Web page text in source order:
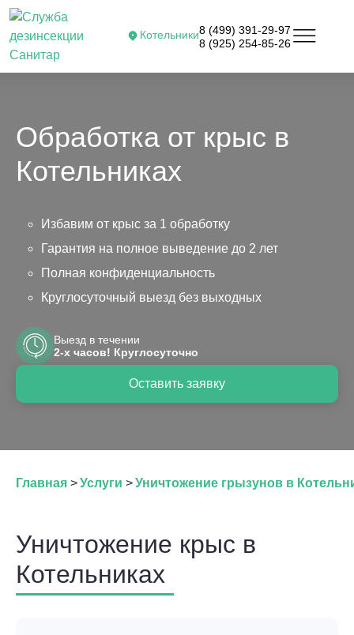
Котельники8 (499) 391-29-97
8 (925) 254-85-26
Обработка от крыс в
Котельниках
Избавим от крыс за 1 обработку
Гарантия на полное выведение до 2 лет
Полная конфиденциальность
Круглосуточный выезд без выходных
Оставить заявку
Выезд в течении
2-х часов! Круглосуточно
Главная >Услуги >Уничтожение грызунов в
Уничтожение крыс в
Котельниках